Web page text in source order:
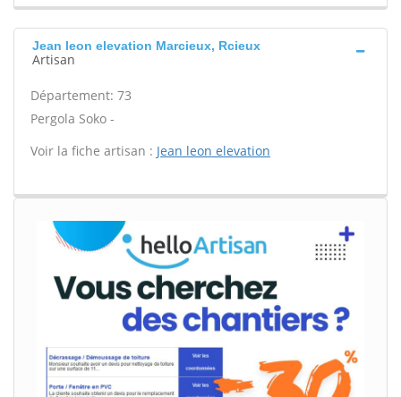
Jean leon elevation Marcieux, Rcieux
Artisan
Département: 73
Pergola Soko -
Voir la fiche artisan : Jean leon elevation